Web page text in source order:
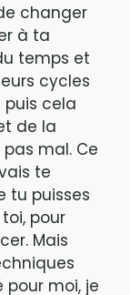
changer
à ta
temps et
cycles
cela
de la
mal. Ce
te
tu puisses
pour
Mais
moi, je